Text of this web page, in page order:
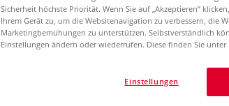
Sicherheit höchste Priorität. Wenn Sie auf „Akzeptieren“
Ihrem Gerät zu, um die Websitenavigation zu verbessern, die
Marketingbemühungen zu unterstützen. Selbstverständlich
Einstellungen ändern oder wiederrufen. Diese finden Sie unter
Einstellungen